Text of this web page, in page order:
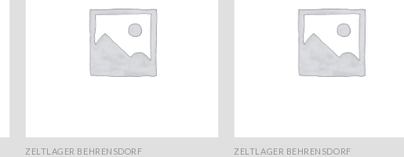
ZELTLAGER BEHRENSDORF ZELTLAGER BEHRENSDORF